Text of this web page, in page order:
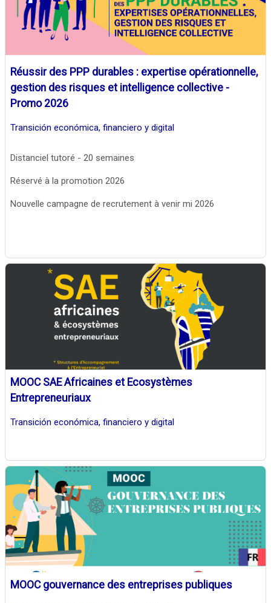
Réussir des PPP durables : expertise opérationnelle,
gestion des risques et intelligence collective -
Promo 2026
Transición económica, financiero y digital
Distanciel tutoré - 20 semaines
Réservé à la promotion 2026
Nouvelle campagne de recrutement à venir mi 2026
MOOC SAE Africaines et Ecosystèmes
Entrepreneuriaux
Transición económica, financiero y digital
MOOC gouvernance des entreprises publiques